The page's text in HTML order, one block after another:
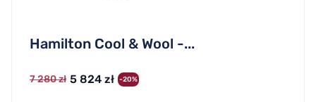
Hamilton Cool & Wool -...
7 280 zł 5 824 zł -20%